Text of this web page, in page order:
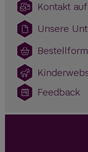
Kontakt
Unsere
Feedback